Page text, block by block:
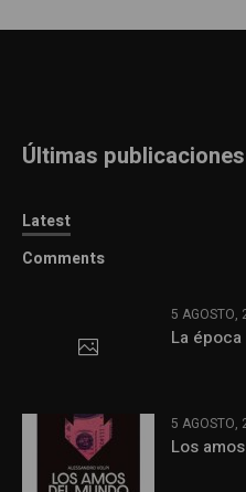
Últimas publicaciones
Latest
Comments
5 AGOSTO,
La
5 AGOSTO,
Los